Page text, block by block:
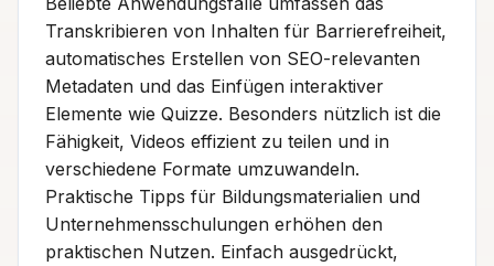
Transkribieren von Inhalten für Barrierefreiheit,
automatisches Erstellen von SEO-relevanten
Metadaten und das Einfügen interaktiver
Elemente wie Quizze. Besonders nützlich ist die
Fähigkeit, Videos effizient zu teilen und in
verschiedene Formate umzuwandeln.
Praktische Tipps für Bildungsmaterialien und
Unternehmensschulungen erhöhen den
praktischen Nutzen. Einfach ausgedrückt,